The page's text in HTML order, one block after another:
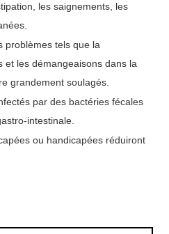
les saignements, les
problèmes tels que la
et les démangeaisons dans la
grandement soulagés.
par des bactéries fécales
intestinale.
ou handicapées réduiront